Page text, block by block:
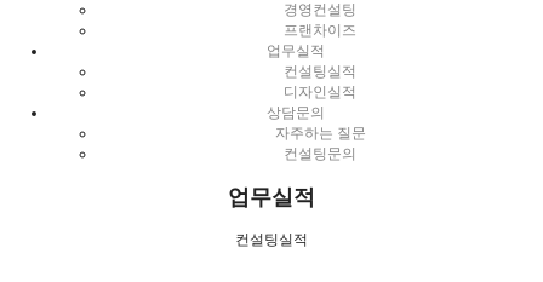
경영컨설팅
프랜차이즈
업무실적
컨설팅실적
디자인실적
상담문의
자주하는 질문
컨설팅문의
업무실적
컨설팅실적